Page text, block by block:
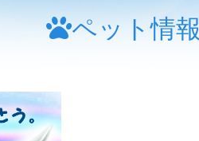
お写真アップロードい
ペット情